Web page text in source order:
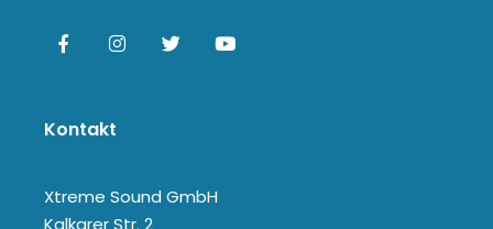
Kontakt
Xtreme Sound GmbH